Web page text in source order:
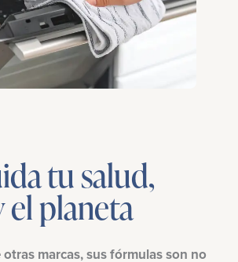
tu salud,
el planeta
marcas, sus fórmulas son no